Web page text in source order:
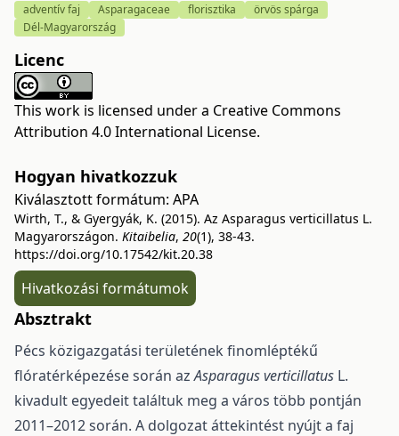
adventív faj Asparagaceae florisztika
örvös spárga
Dél-Magyarország
Licenc
This work is licensed under a Creative Commons
Attribution 4.0 International License.
Hogyan hivatkozzuk
Kiválasztott formátum: APA
Wirth, T., & Gyergyák, K. (2015). Az Asparagus verticillatus L.
Magyarországon. Kitaibelia, 20(1), 38-43.
https://doi.org/10.17542/kit.20.38
Hivatkozási formátumok
Absztrakt
Pécs közigazgatási területének finomléptékű
flóratérképezése során azAsparagus verticillatus L.
kivadult egyedeit találtuk meg a város több pontján
2011–2012 során. A dolgozat áttekintést nyújt a faj